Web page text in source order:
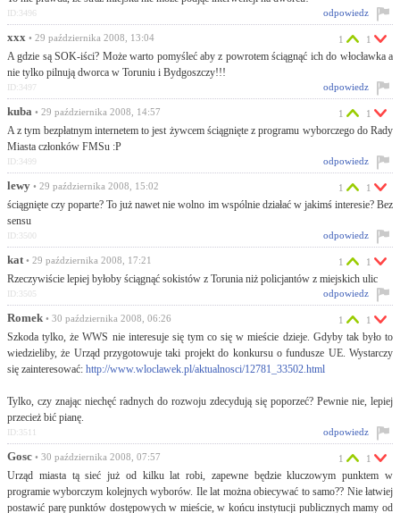
odpowiedz
ID:3496
xxx • 29 października 2008, 13:04
A gdzie są SOK-iści? Może warto pomyśleć aby z powrotem ściągnąć ich do włocławka a
nie tylko pilnują dworca w Toruniu i Bydgoszczy!!!
1 1
odpowiedz
ID:3497
kuba • 29 października 2008, 14:57
A z tym bezpłatnym internetem to jest żywcem ściągnięte z programu wyborczego do Rady
Miasta członków FMSu :P
1 1
odpowiedz
ID:3499
lewy • 29 października 2008, 15:02
ściągnięte czy poparte? To już nawet nie wolno im wspólnie działać w jakimś interesie? Bez
sensu
1 1
odpowiedz
ID:3500
kat • 29 października 2008, 17:21
Rzeczywiście lepiej byłoby ściągnąć sokistów z Torunia niż policjantów z miejskich ulic
1 1
odpowiedz
ID:3505
Romek • 30 października 2008, 06:26
Szkoda tylko, że WWS nie interesuje się tym co się w mieście dzieje. Gdyby tak było to
wiedzieliby, że Urząd przygotowuje taki projekt do konkursu o fundusze UE. Wystarczy
się zainteresować: http://www.wloclawek.pl/aktualnosci/12781_33502.html
Tylko, czy znając niechęć radnych do rozwoju zdecydują się poporzeć? Pewnie nie, lepiej
przecież bić pianę.
1 1
odpowiedz
ID:3511
Gosc • 30 października 2008, 07:57
Urząd miasta tą sieć już od kilku lat robi, zapewne będzie kluczowym punktem w
programie wyborczym kolejnych wyborów. Ile lat można obiecywać to samo?? Nie łatwiej
postawić parę punktów dostępowych w mieście, w końcu instytucji publicznych mamy od
1 1